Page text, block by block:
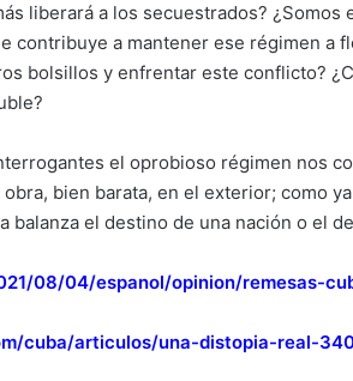
liberará a los secuestrados? ¿Somos
contribuye a mantener ese régimen a
bolsillos y enfrentar este conflicto?
el oprobioso régimen nos
bien barata, en el exterior; como
balanza el destino de una nación o el
08/04/espanol/opinion/remesas-
cuba/articulos/una-distopia-real-